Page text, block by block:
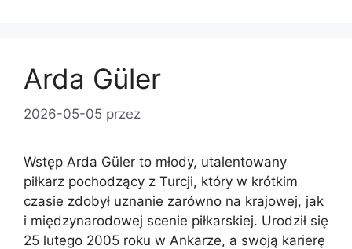
Arda Güler
2026-05-05 przez
Wstęp Arda Güler to młody, utalentowany
piłkarz pochodzący z Turcji, który w krótkim
czasie zdobył uznanie zarówno na krajowej, jak
i międzynarodowej scenie piłkarskiej. Urodził się
25 lutego 2005 roku w Ankarze, a swoją karierę